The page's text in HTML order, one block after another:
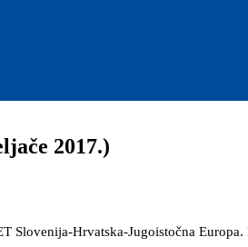
2017.)
Slovenija-Hrvatska-Jugoistočna